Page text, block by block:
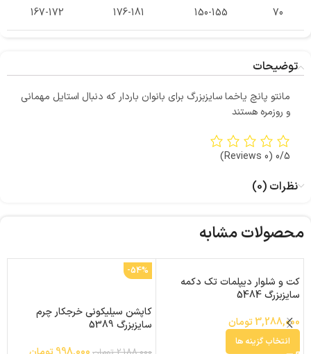
70
150-155
176-181
167-172
توضیحات
مانتو پانچ یاخما سایزبزرگ برای بانوان باردار که دنبال استایل مهمانی
و روزمره هستند
0/5
(0 Reviews)
نظرات (0)
محصولات مشابه
کت و شلوار دیپلمات تک دکمه
سایزبزرگ 5484
3,288,000تومان
انتخاب گزینه ها
-54%
کاپشن سیلیکونی خرجکار چرم
سایزبزرگ 5389